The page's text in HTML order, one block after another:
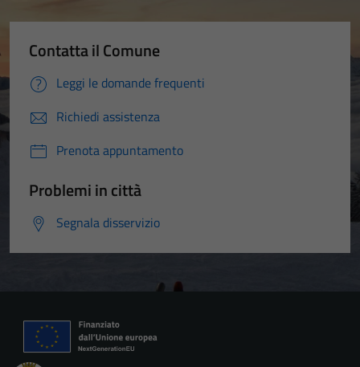
Contatta il Comune
Leggi le domande frequenti
Richiedi assistenza
Prenota appuntamento
Problemi in città
Segnala disservizio